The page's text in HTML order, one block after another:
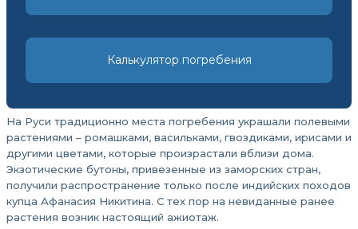
Калькулятор погребения
На Руси традиционно места погребения украшали полевыми
растениями – ромашками, васильками, гвоздиками, ирисами и
другими цветами, которые произрастали вблизи дома.
Экзотические бутоны, привезенные из заморских стран,
получили распространение только после индийских походов
купца Афанасия Никитина. С тех пор на невиданные ранее
растения возник настоящий ажиотаж.